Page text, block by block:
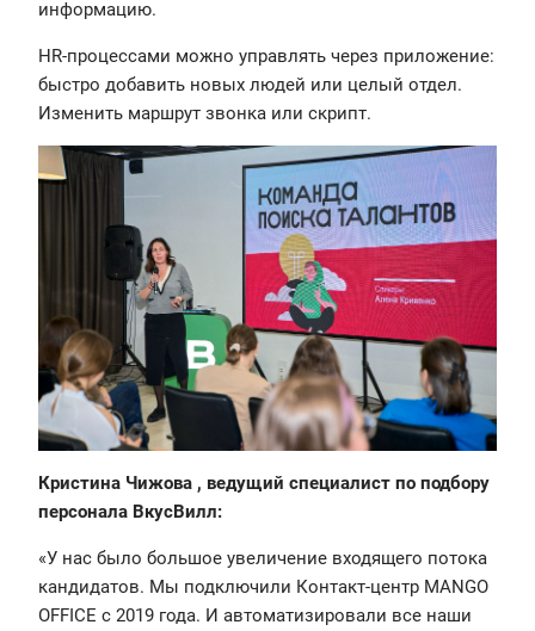
информацию.
HR-процессами можно управлять через приложение:
быстро добавить новых людей или целый отдел.
Изменить маршрут звонка или скрипт.
Кристина Чижова , ведущий специалист по подбору
персонала ВкусВилл:
«У нас было большое увеличение входящего потока
кандидатов. Мы подключили Контакт-центр MANGO
OFFICE с 2019 года. И автоматизировали все наши